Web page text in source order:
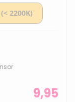
9,95